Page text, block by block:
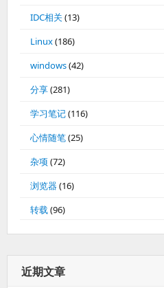
IDC相关(13)
Linux(186)
windows(42)
分享(281)
学习笔记(116)
心情随笔(25)
杂项 (72)
浏览器(16)
转载(96)
近期文章